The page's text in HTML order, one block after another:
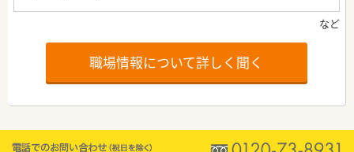
職場情報について詳しく聞く